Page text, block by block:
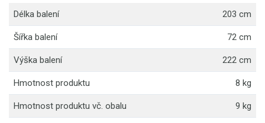
Délka balení 203 cm
Šířka balení 72 cm
Výška balení 222 cm
Hmotnost produktu 8 kg
Hmotnost produktu vč. obalu 9 kg